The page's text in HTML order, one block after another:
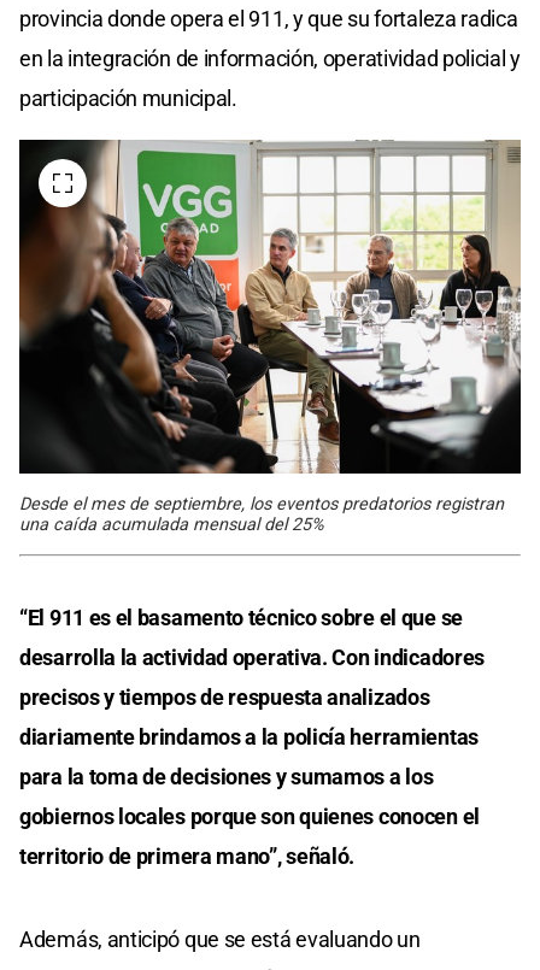
provincia donde opera el 911, y que su fortaleza radica
en la integración de información, operatividad policial y
participación municipal.
Desde el mes de septiembre, los eventos predatorios registran
una caída acumulada mensual del 25%
“El 911 es el basamento técnico sobre el que se
desarrolla la actividad operativa. Con indicadores
precisos y tiempos de respuesta analizados
diariamente brindamos a la policía herramientas
para la toma de decisiones y sumamos a los
gobiernos locales porque son quienes conocen el
territorio de primera mano”, señaló.
Además, anticipó que se está evaluando un